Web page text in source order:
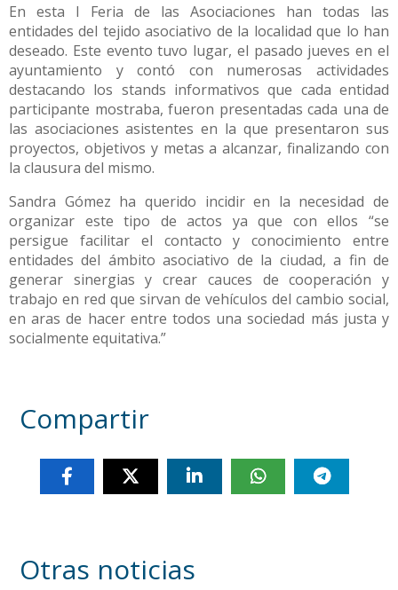
En esta I Feria de las Asociaciones han todas las
entidades del tejido asociativo de la localidad que lo han
deseado. Este evento tuvo lugar, el pasado jueves en el
ayuntamiento y contó con numerosas actividades
destacando los stands informativos que cada entidad
participante mostraba, fueron presentadas cada una de
las asociaciones asistentes en la que presentaron sus
proyectos, objetivos y metas a alcanzar, finalizando con
la clausura del mismo.
Sandra Gómez ha querido incidir en la necesidad de
organizar este tipo de actos ya que con ellos “se
persigue facilitar el contacto y conocimiento entre
entidades del ámbito asociativo de la ciudad, a fin de
generar sinergias y crear cauces de cooperación y
trabajo en red que sirvan de vehículos del cambio social,
en aras de hacer entre todos una sociedad más justa y
socialmente equitativa.”
Compartir
Otras noticias